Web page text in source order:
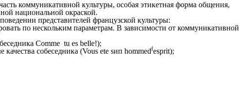
коммуникативной культу­ры, особая этикетная форма общения,
национальной окраской.
представителей французской культуры:
по не­скольким параметрам. В зависимости от коммуникативной
Comme tu es belle!);
собеседника (Vous ete sип hommedfesprit);